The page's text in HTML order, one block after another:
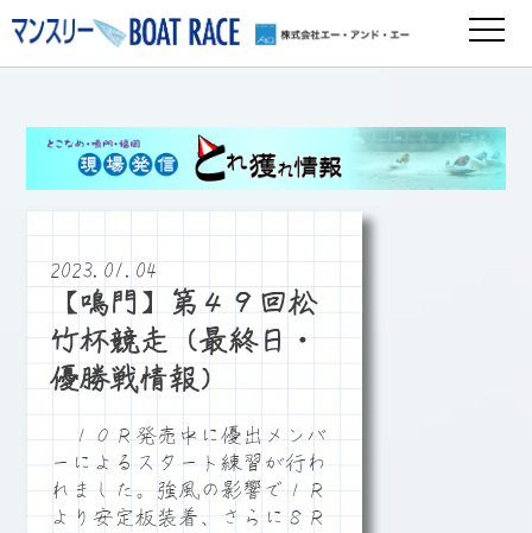
2023.01.04
【鳴門】第４９回松
竹杯競走（最終日・
優勝戦情報）
１０Ｒ発売中に優出メンバ
ーによるスタート練習が行わ
れました。強風の影響で１Ｒ
より安定板装着、さらに８Ｒ